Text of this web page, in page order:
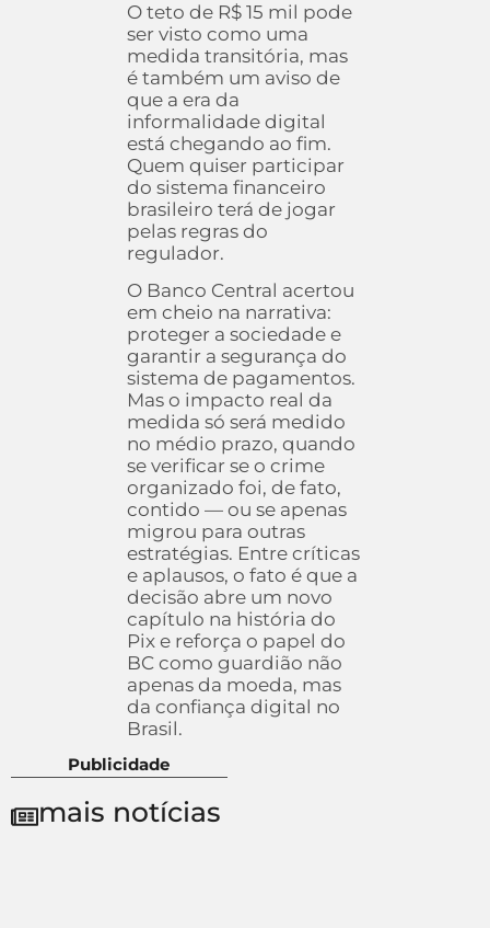
O teto de R$ 15 mil pode
ser visto como uma
medida transitória, mas
é também um aviso de
que a era da
informalidade digital
está chegando ao fim.
Quem quiser participar
do sistema financeiro
brasileiro terá de jogar
pelas regras do
regulador.
O Banco Central acertou
em cheio na narrativa:
proteger a sociedade e
garantir a segurança do
sistema de pagamentos.
Mas o impacto real da
medida só será medido
no médio prazo, quando
se verificar se o crime
organizado foi, de fato,
contido — ou se apenas
migrou para outras
estratégias. Entre críticas
e aplausos, o fato é que a
decisão abre um novo
capítulo na história do
Pix e reforça o papel do
BC como guardião não
apenas da moeda, mas
da confiança digital no
Brasil.
Publicidade
mais notícias